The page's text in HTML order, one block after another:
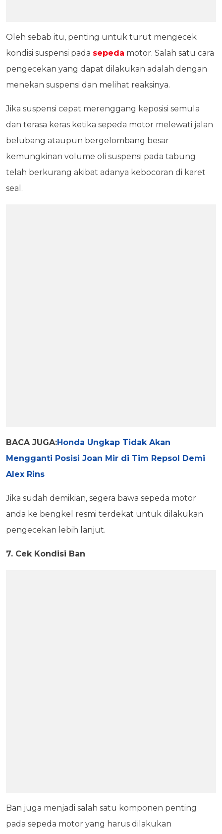
Oleh sebab itu, penting untuk turut mengecek
kondisi suspensi pada sepeda motor. Salah satu cara
pengecekan yang dapat dilakukan adalah dengan
menekan suspensi dan melihat reaksinya.
Jika suspensi cepat merenggang keposisi semula
dan terasa keras ketika sepeda motor melewati jalan
belubang ataupun bergelombang besar
kemungkinan volume oli suspensi pada tabung
telah berkurang akibat adanya kebocoran di karet
seal.
BACA JUGA:Honda Ungkap Tidak Akan
Mengganti Posisi Joan Mir di Tim Repsol Demi
Alex Rins
Jika sudah demikian, segera bawa sepeda motor
anda ke bengkel resmi terdekat untuk dilakukan
pengecekan lebih lanjut.
7. Cek Kondisi Ban
Ban juga menjadi salah satu komponen penting
pada sepeda motor yang harus dilakukan